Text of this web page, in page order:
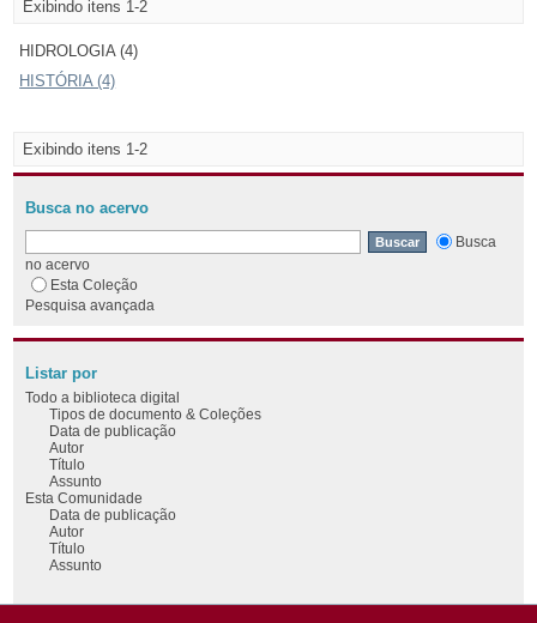
Exibindo itens 1-2
HIDROLOGIA (4)
HISTÓRIA (4)
Exibindo itens 1-2
Busca no acervo
Busca
no acervo
Esta Coleção
Pesquisa avançada
Listar por
Todo a biblioteca digital
Tipos de documento & Coleções
Data de publicação
Autor
Título
Assunto
Esta Comunidade
Data de publicação
Autor
Título
Assunto